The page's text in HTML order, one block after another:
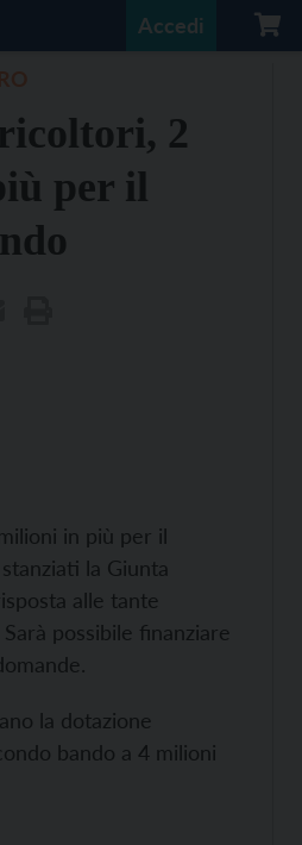
Accedi
2
per il
in più per il
la Giunta
alle tante
possibile finanziare
la dotazione
bando a 4 milioni